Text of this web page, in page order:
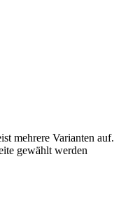
mehrere Varianten auf.
gewählt werden